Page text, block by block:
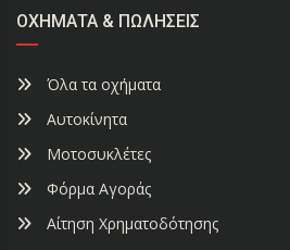
ΟΧΉΜΑΤΑ & ΠΩΛΉΣΕΙΣ
Όλα τα οχήματα
Αυτοκίνητα
Μοτοσυκλέτες
Φόρμα Αγοράς
Αίτηση Χρηματοδότησης